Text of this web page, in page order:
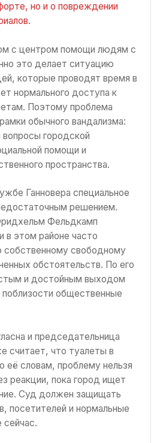
но и о повреждении
с центром помощи людям с
это делает ситуацию
которые проводят время в
нормального доступа к
Поэтому проблема
обычного вандализма:
городской
помощи и
пространства.
Ганновера специальное
решением.
Фельдкамп
в этом районе часто
собственному свободному
обстоятельств. По его
и достойным выходом
общественные
и председательница
считает, что туалеты в
её словам, проблему нельзя
реакции, пока город ищет
Суд должен защищать
посетителей и нормальные